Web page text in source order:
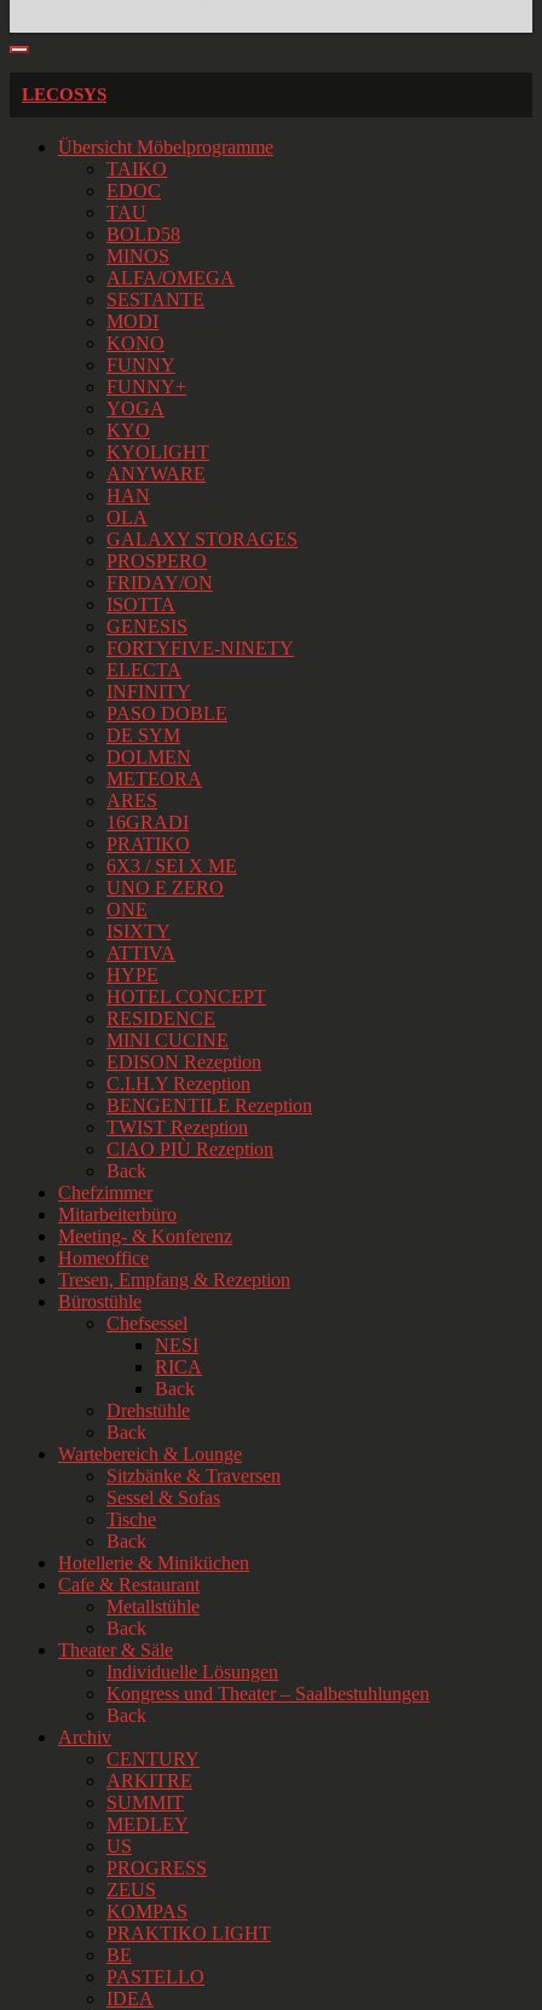
LECOSYS
Übersicht Möbelprogramme
TAIKO
EDOC
TAU
BOLD58
MINOS
ALFA/OMEGA
SESTANTE
MODI
KONO
FUNNY
FUNNY+
YOGA
KYO
KYOLIGHT
ANYWARE
HAN
OLA
GALAXY STORAGES
PROSPERO
FRIDAY/ON
ISOTTA
GENESIS
FORTYFIVE-NINETY
ELECTA
INFINITY
PASO DOBLE
DE SYM
DOLMEN
METEORA
ARES
16GRADI
PRATIKO
6X3 / SEI X ME
UNO E ZERO
ONE
ISIXTY
ATTIVA
HYPE
HOTEL CONCEPT
RESIDENCE
MINI CUCINE
EDISON Rezeption
C.I.H.Y Rezeption
BENGENTILE Rezeption
TWIST Rezeption
CIAO PIÙ Rezeption
Back
Chefzimmer
Mitarbeiterbüro
Meeting- & Konferenz
Homeoffice
Tresen, Empfang & Rezeption
Bürostühle
Chefsessel
NESI
RICA
Back
Drehstühle
Back
Wartebereich & Lounge
Sitzbänke & Traversen
Sessel & Sofas
Tische
Back
Hotellerie & Miniküchen
Cafe & Restaurant
Metallstühle
Back
Theater & Säle
Individuelle Lösungen
Kongress und Theater – Saalbestuhlungen
Back
Archiv
CENTURY
ARKITRE
SUMMIT
MEDLEY
US
PROGRESS
ZEUS
KOMPAS
PRAKTIKO LIGHT
BE
PASTELLO
IDEA